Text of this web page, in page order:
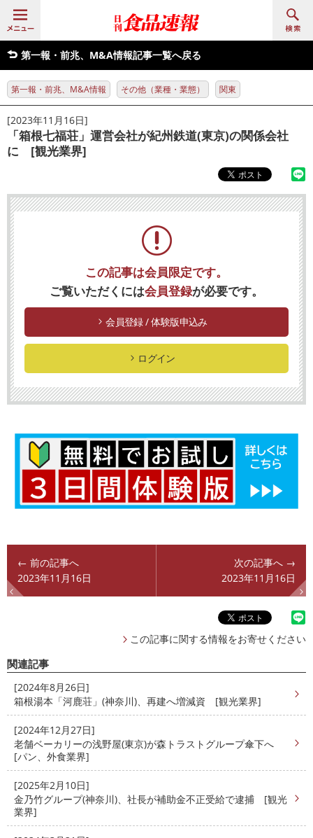
第一報・前兆、M&A情報記事一覧へ戻る
第一報・前兆、M&A情報 その他（業種・業態） 関東
[2023年11月16日]
「箱根七福荘」運営会社が紀州鉄道(東京)の関係会社
に [観光業界]
この記事は会員限定です。
ご覧いただくには会員登録が必要です。
会員登録 / 体験版申込み
ログイン
← 前の記事へ
2023年11月16日
次の記事へ →
2023年11月16日
この記事に関する情報をお寄せください
関連記事
[2024年8月26日]
箱根湯本「河鹿荘」(神奈川)、再建へ増減資 [観光業界]
[2024年12月27日]
老舗ベーカリーの浅野屋(東京)が森トラストグループ傘下へ
[パン、外食業界]
[2025年2月10日]
金乃竹グループ(神奈川)、社長が補助金不正受給で逮捕 [観光
業界]